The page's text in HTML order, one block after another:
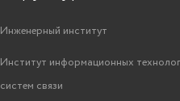
Инженерный институт
Институт информационных
систем связи